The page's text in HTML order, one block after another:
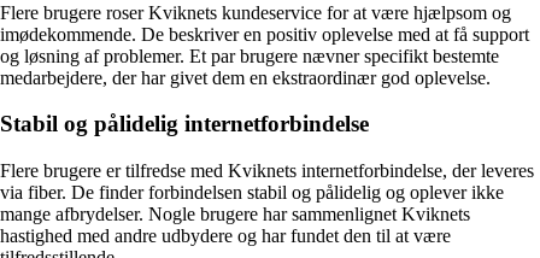
Flere brugere roser Kviknets kundeservice for at være hjælpsom og
imødekommende. De beskriver en positiv oplevelse med at få support
og løsning af problemer. Et par brugere nævner specifikt bestemte
medarbejdere, der har givet dem en ekstraordinær god oplevelse.
Stabil og pålidelig internetforbindelse
Flere brugere er tilfredse med Kviknets internetforbindelse, der leveres
via fiber. De finder forbindelsen stabil og pålidelig og oplever ikke
mange afbrydelser. Nogle brugere har sammenlignet Kviknets
hastighed med andre udbydere og har fundet den til at være